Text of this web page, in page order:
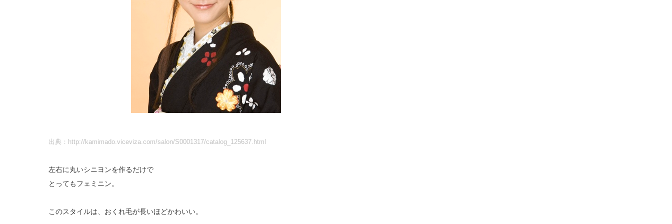
出典：http://kamimado.viceviza.com/salon/S0001317/catalog_125637.html
左右に丸いシニヨンを作るだけで
とってもフェミニン。
このスタイルは、おくれ毛が長いほどかわいい。